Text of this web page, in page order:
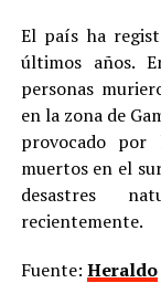
El país ha
últimos años.
personas
en la zona de
provocado por
muertos en el
desastres
recientemente.
Fuente: Heraldo